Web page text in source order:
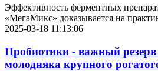
Эффективность ферментных
«МегаМикс» доказывается на
2025-03-18 11:13:06
Пробиотики - важный резерв
молодняка крупного